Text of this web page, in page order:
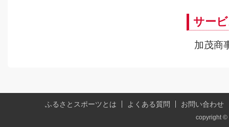
サー
加茂商
ふるさとスポーツとは よくある質問 お問い合わせ
copyright ©